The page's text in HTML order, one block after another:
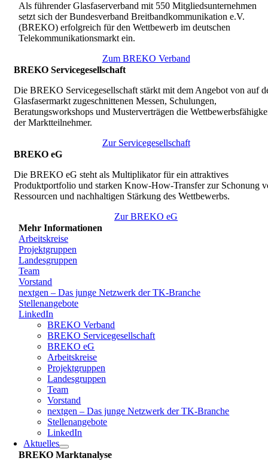
Als führender Glasfaserverband mit 550 Mitgliedsunternehmen
setzt sich der Bundesverband Breitbandkommunikation e.V.
(BREKO) erfolgreich für den Wettbewerb im deutschen
Telekommunikationsmarkt ein.
Zum BREKO Verband
BREKO Servicegesellschaft
Die BREKO Servicegesellschaft stärkt mit dem Angebot von auf
Glasfasermarkt zugeschnittenen Messen, Schulungen,
Beratungsworkshops und Musterverträgen die
der Marktteilnehmer.
Zur Servicegesellschaft
BREKO eG
Die BREKO eG steht als Multiplikator für ein attraktives
Produktportfolio und starken Know-How-Transfer zur Schonung
Ressourcen und nachhaltigen Stärkung des Wettbewerbs.
Zur BREKO eG
Mehr Informationen
Arbeitskreise
Projektgruppen
Landesgruppen
Team
Vorstand
nextgen – Das junge Netzwerk der TK-Branche
Stellenangebote
LinkedIn
BREKO Verband
BREKO Servicegesellschaft
BREKO eG
Arbeitskreise
Projektgruppen
Landesgruppen
Team
Vorstand
nextgen – Das junge Netzwerk der TK-Branche
Stellenangebote
LinkedIn
Aktuelles
BREKO Marktanalyse